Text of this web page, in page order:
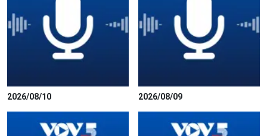
2026/08/10 2026/08/09